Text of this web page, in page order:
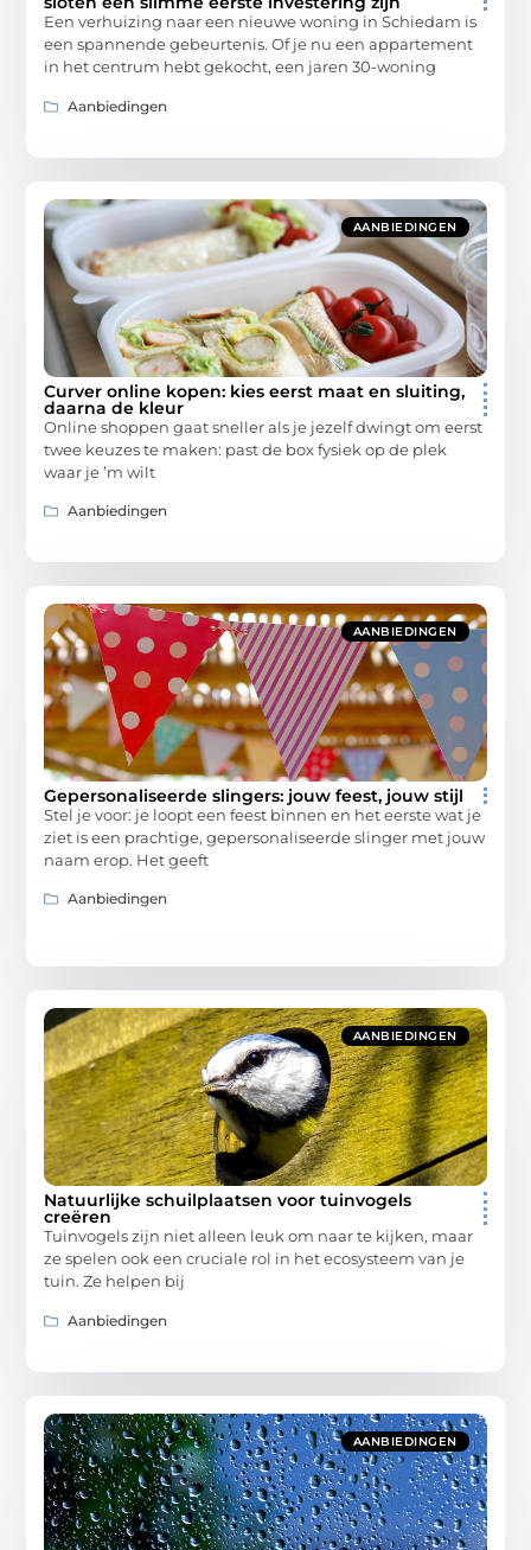
Een verhuizing naar een nieuwe woning in Schiedam is
een spannende gebeurtenis. Of je nu een appartement
in het centrum hebt gekocht, een jaren 30-woning
Aanbiedingen
AANBIEDINGEN
Curver online kopen: kies eerst maat en sluiting,
daarna de kleur
Online shoppen gaat sneller als je jezelf dwingt om eerst
twee keuzes te maken: past de box fysiek op de plek
waar je ’m wilt
Aanbiedingen
AANBIEDINGEN
Gepersonaliseerde slingers: jouw feest, jouw stijl
Stel je voor: je loopt een feest binnen en het eerste wat je
ziet is een prachtige, gepersonaliseerde slinger met jouw
naam erop. Het geeft
Aanbiedingen
AANBIEDINGEN
Natuurlijke schuilplaatsen voor tuinvogels
creëren
Tuinvogels zijn niet alleen leuk om naar te kijken, maar
ze spelen ook een cruciale rol in het ecosysteem van je
tuin. Ze helpen bij
Aanbiedingen
AANBIEDINGEN